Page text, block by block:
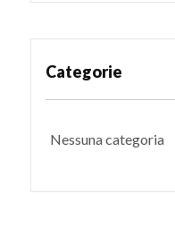
Categorie
Nessuna categoria